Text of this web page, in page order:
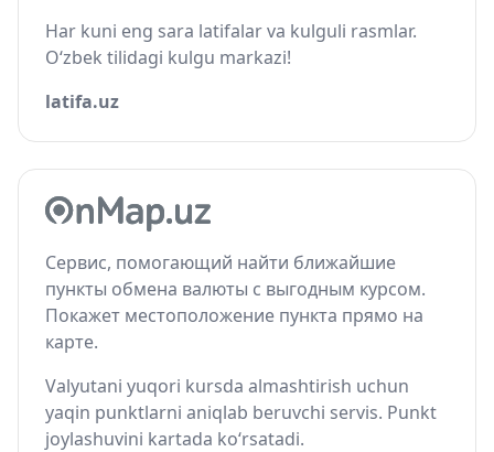
Har kuni eng sara latifalar va kulguli rasmlar.
O‘zbek tilidagi kulgu markazi!
latifa.uz
Сервис, помогающий найти ближайшие
пункты обмена валюты с выгодным курсом.
Покажет местоположение пункта прямо на
карте.
Valyutani yuqori kursda almashtirish uchun
yaqin punktlarni aniqlab beruvchi servis. Punkt
joylashuvini kartada ko‘rsatadi.